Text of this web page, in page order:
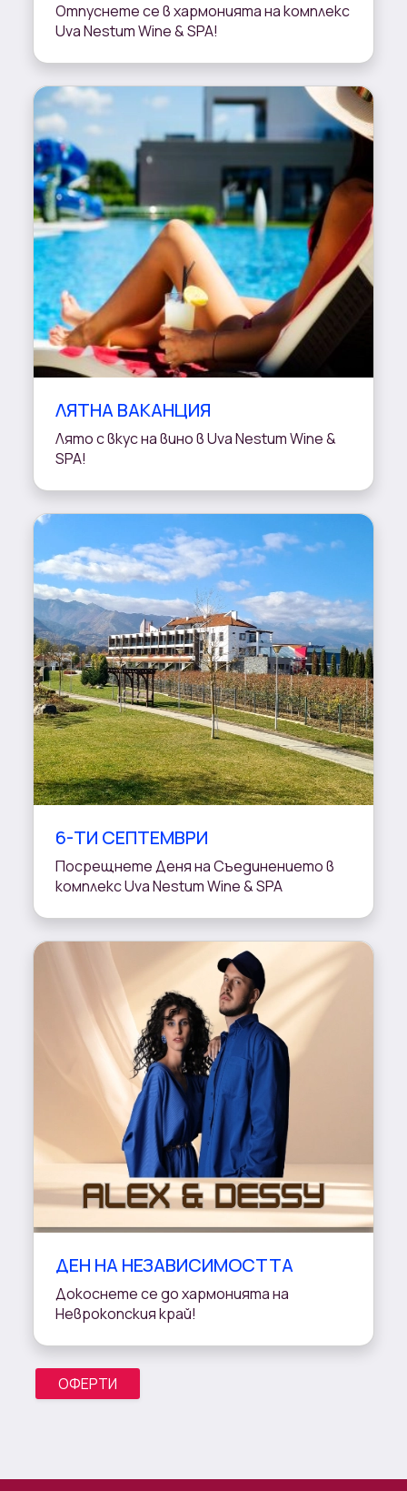
Отпуснете се в хармонията на комплекс
Uva Nestum Wine & SPA!
ЛЯТНА ВАКАНЦИЯ
Лято с вкус на вино в Uva Nestum Wine &
SPA!
6-ТИ СЕПТЕМВРИ
Посрещнете Деня на Съединението в
комплекс Uva Nestum Wine & SPA
ДЕН НА НЕЗАВИСИМОСТТА
Докоснете се до хармонията на
Неврокопския край!
ОФЕРТИ